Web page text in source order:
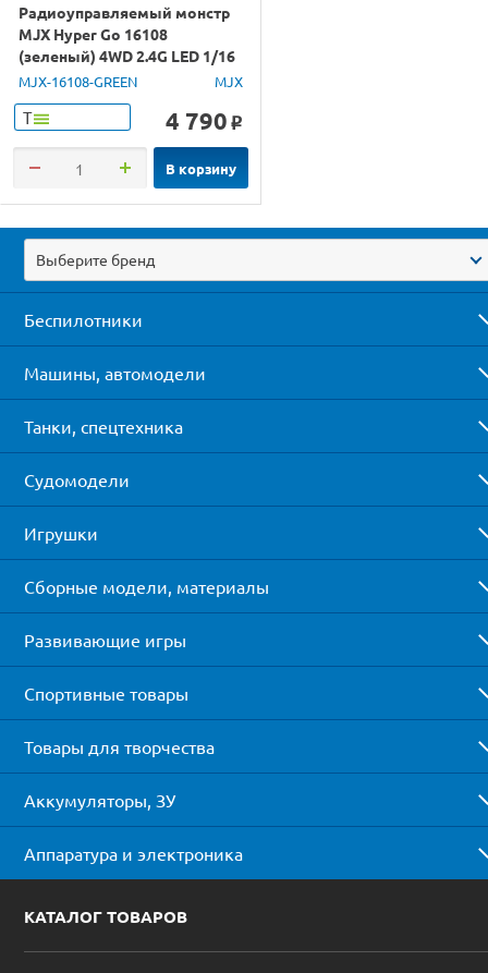
Радиоуправляемый монстр
MJX Hyper Go 16108
(зеленый) 4WD 2.4G LED 1/16
RTR
MJX-16108-GREEN MJX
Т 4 790 o
В корзину
Выберите бренд
Беспилотники
Машины, автомодели
Танки, спецтехника
Судомодели
Игрушки
Сборные модели, материалы
Развивающие игры
Спортивные товары
Товары для творчества
Аккумуляторы, ЗУ
Аппаратура и электроника
КАТАЛОГ ТОВАРОВ